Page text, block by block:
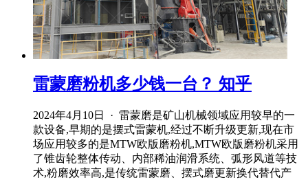
雷蒙磨粉机多少钱一台？ 知乎
2024年4月10日 · 雷蒙磨是矿山机械领域应用较早的一
款设备,早期的是摆式雷蒙机,经过不断升级更新,现在市
场应用较多的是MTW欧版磨粉机,MTW欧版磨粉机采用
了锥齿轮整体传动、内部稀油润滑系统、弧形风道等技
术,粉磨效率高,是传统雷蒙磨、摆式磨更新换代替代产